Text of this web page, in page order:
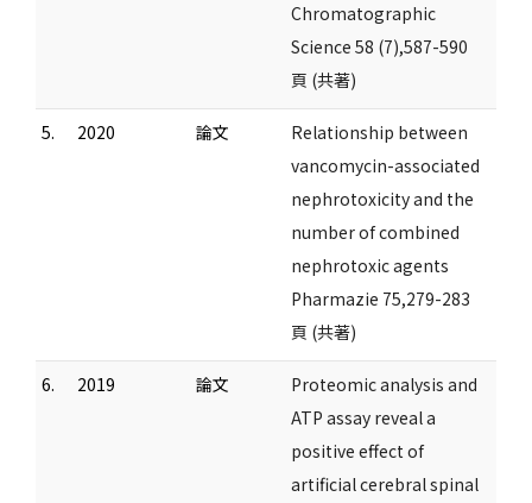
Chromatographic
Science 58 (7),587-590
頁 (共著)
5. 2020 論文
Relationship between
vancomycin-associated
nephrotoxicity and the
number of combined
nephrotoxic agents
Pharmazie 75,279-283
頁 (共著)
6. 2019 論文
Proteomic analysis and
ATP assay reveal a
positive effect of
artificial cerebral spinal